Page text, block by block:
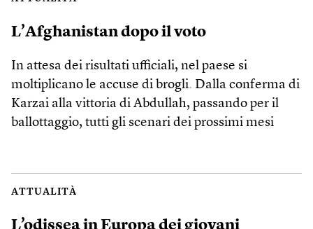
L’Afghanistan dopo il voto
In attesa dei risultati ufficiali, nel paese si
moltiplicano le accuse di brogli. Dalla conferma di
Karzai alla vittoria di Abdullah, passando per il
ballottaggio, tutti gli scenari dei prossimi mesi
ATTUALITÀ
L’odissea in Europa dei giovani